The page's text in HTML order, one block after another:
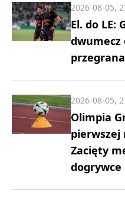
El. do LE:
dwumecz
2026-08-05,
Olimpia
pierwszej
Zacięty
dogrywce
2026-08-05,